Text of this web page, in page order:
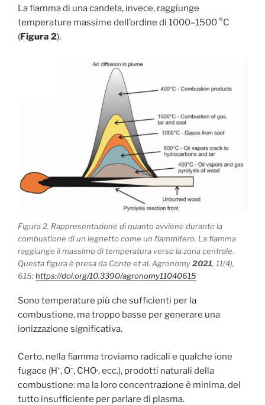
La fiamma di una candela, invece, raggiunge
temperature massime dell’ordine di 1000–1500 °C
(Figura 2).
Figura 2. Rappresentazione di quanto avviene durante la
combustione di un legnetto come un fiammifero. La fiamma
raggiunge il massimo di temperatura verso la zona centrale.
Questa figura è presa da Conte et al. Agronomy2021, 11(4),
615;https://doi.org/10.3390/agronomy11040615
Sono temperature più che sufficienti per la
combustione, ma troppo basse per generare una
ionizzazione significativa.
Certo, nella fiamma troviamo radicali e qualche ione
fugace (H⁺, O⁻, CHO·, ecc.), prodotti naturali della
combustione: ma la loro concentrazione è minima, del
tutto insufficiente per parlare di plasma.